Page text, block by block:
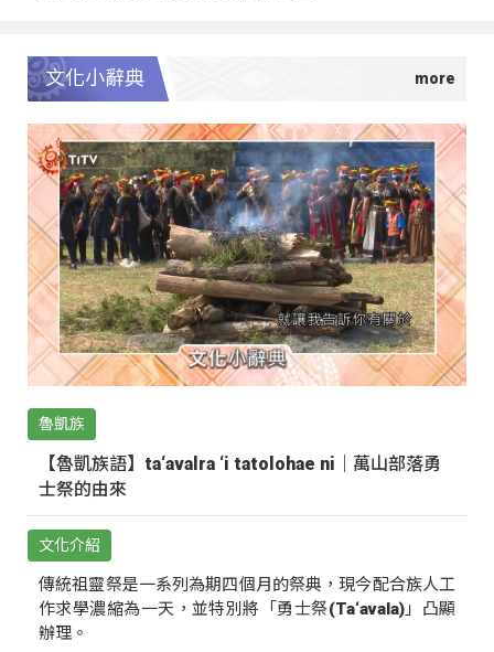
文化小辭典
魯凱族
【魯凱族語】ta‘avalra ‘i tatolohae ni｜萬山部落勇
士祭的由來
文化介紹
傳統祖靈祭是一系列為期四個月的祭典，現今配合族人工
作求學濃縮為一天，並特別將「勇士祭(Ta‘avala)」凸顯
辦理。